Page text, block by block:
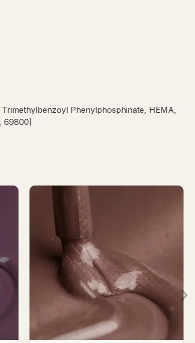
Phenylphosphinate, HEMA,
69800]
Behemoth Girl Gel Polish 7ml